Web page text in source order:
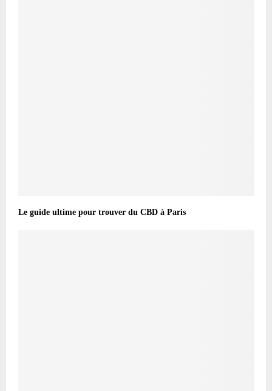
Le guide ultime pour trouver du CBD à Paris